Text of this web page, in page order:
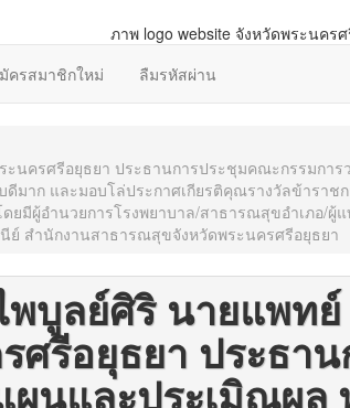
ครสมาชิกใหม่ ลืมรหัสผ่าน
นครศรีอยุธยา ประธานการประชุมคณะกรรมการ
มาก และมอบโล่ประกาศเกียรติคุณรางวัลข้าราช
มีผู้อำนวยการโรงพยาบาล/สาธารณสุขอำเภอ/ผู้
ย์ สำนักงานสาธารณสุขจังหวัดพระนครศรีอยุธยา
พบูลย์ศิริ นายแพทย์
รีอยุธยา ประธาน
นและประเมิณผล